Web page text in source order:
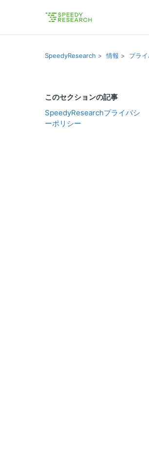
SpeedyResearch 情報 プラ
このセクションの記事
SpeedyResearchプライバシ
ーポリシー